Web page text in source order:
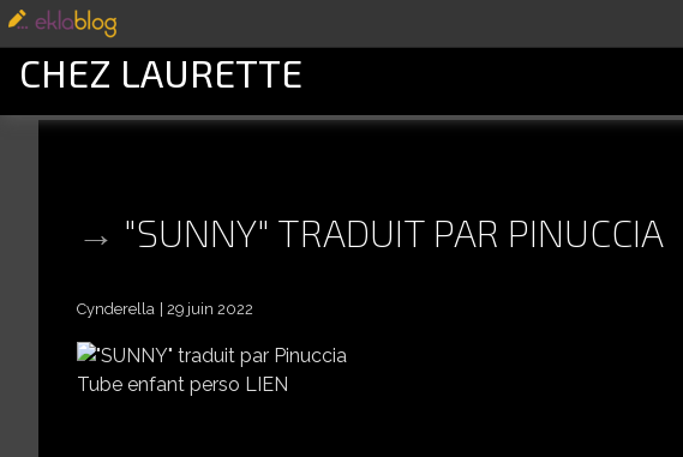
CHEZ LAURETTE
"SUNNY" TRADUIT PAR PINUCCIA
Cynderella 29 juin 2022
Tube enfant perso LIEN